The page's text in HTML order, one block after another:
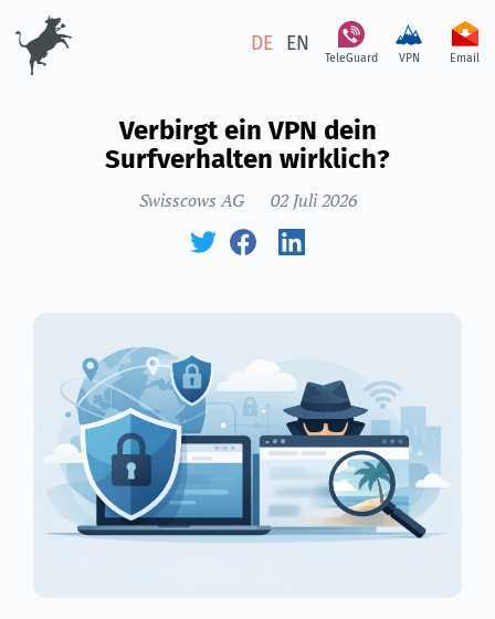
DE EN
TeleGuard VPN Email
Verbirgt ein VPN dein
Surfverhalten wirklich?
Swisscows AG 02 Juli 2026